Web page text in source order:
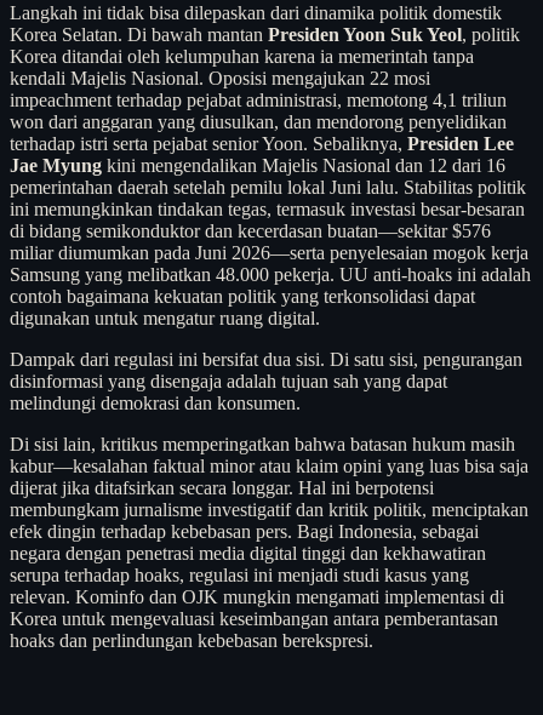
Langkah ini tidak bisa dilepaskan dari dinamika politik domestik
Korea Selatan. Di bawah mantan Presiden Yoon Suk Yeol, politik
Korea ditandai oleh kelumpuhan karena ia memerintah tanpa
kendali Majelis Nasional. Oposisi mengajukan 22 mosi
impeachment terhadap pejabat administrasi, memotong 4,1 triliun
won dari anggaran yang diusulkan, dan mendorong penyelidikan
terhadap istri serta pejabat senior Yoon. Sebaliknya, Presiden Lee
Jae Myung kini mengendalikan Majelis Nasional dan 12 dari 16
pemerintahan daerah setelah pemilu lokal Juni lalu. Stabilitas politik
ini memungkinkan tindakan tegas, termasuk investasi besar-besaran
di bidang semikonduktor dan kecerdasan buatan—sekitar $576
miliar diumumkan pada Juni 2026—serta penyelesaian mogok kerja
Samsung yang melibatkan 48.000 pekerja. UU anti-hoaks ini adalah
contoh bagaimana kekuatan politik yang terkonsolidasi dapat
digunakan untuk mengatur ruang digital.
Dampak dari regulasi ini bersifat dua sisi. Di satu sisi, pengurangan
disinformasi yang disengaja adalah tujuan sah yang dapat
melindungi demokrasi dan konsumen.
Di sisi lain, kritikus memperingatkan bahwa batasan hukum masih
kabur—kesalahan faktual minor atau klaim opini yang luas bisa saja
dijerat jika ditafsirkan secara longgar. Hal ini berpotensi
membungkam jurnalisme investigatif dan kritik politik, menciptakan
efek dingin terhadap kebebasan pers. Bagi Indonesia, sebagai
negara dengan penetrasi media digital tinggi dan kekhawatiran
serupa terhadap hoaks, regulasi ini menjadi studi kasus yang
relevan. Kominfo dan OJK mungkin mengamati implementasi di
Korea untuk mengevaluasi keseimbangan antara pemberantasan
hoaks dan perlindungan kebebasan berekspresi.